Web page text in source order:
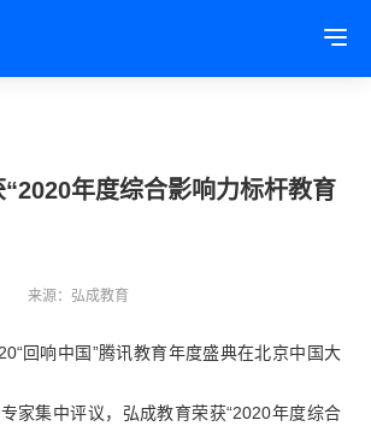
年度综合影响力标杆教育
来源：弘成教育
响中国”腾讯教育年度盛典在北京中国大
家集中评议，弘成教育荣获“2020年度综合